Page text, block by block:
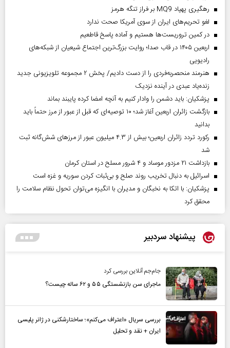
رهگیری پهپاد MQ9 بر فراز تنگه هرمز
لغو تحریم‌های ایران از سوی آمریکا صحت ندارد
در کمین تروریست‌ها هستیم و آماده پاسخ قاطعیم
اربعین ۱۴۰۵ در قاب صدا؛ روایت بزرگ‌ترین اجتماع شیعیان از شبکه‌های
رادیویی
هنرمند منحصر‌به‌فردی را از دست دادیم/ پخش ۲ مجموعه تلویزیونی جدید
زنده‌یاد عبدی در آینده نزدیک
پزشکیان: باید دشمن را وادار کنیم به آنچه امضا کرده پایبند بماند
بازگشت زائران اربعین آغاز شد؛ ۱۰ توصیه‌ای که قبل از عبور از مرز حتماً باید
بدانید
رکورد تردد زائران اربعین؛ بیش از ۴.۳ میلیون عبور از مرزهای شش‌گانه ثبت
شد
بازداشت ۲۱ مزدور موساد و ۴ شرور مسلح در استان کرمان
اسرائیل به دنبال تخریب روند صلح و بی‌ثبات کردن سوریه و غزه است
پزشکیان: با اتکا به نخبگان و مدیران با انگیزه می‌توان تحول نظام سلامت را
محقق کرد
پیشنهاد سردبیر
جام‌جم آنلاین بررسی کرد
ماجرای سن بازنشستگی ۵۵ و ۶۲ ساله چیست؟
بررسی سریال «اعتراف می‌کنم»؛ ساختارشکنی در ژانر پلیسی
ایران + نقد و تحلیل